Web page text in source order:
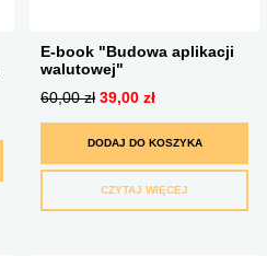
E-book "Budowa aplikacji
walutowej"
60,00 zł 39,00 zł
DODAJ DO KOSZYKA
CZYTAJ WIĘCEJ